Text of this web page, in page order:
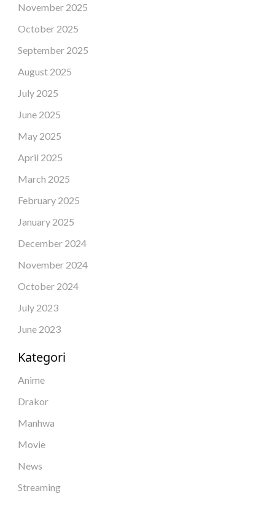
November 2025
October 2025
September 2025
August 2025
July 2025
June 2025
May 2025
April 2025
March 2025
February 2025
January 2025
December 2024
November 2024
October 2024
July 2023
June 2023
Kategori
Anime
Drakor
Manhwa
Movie
News
Streaming